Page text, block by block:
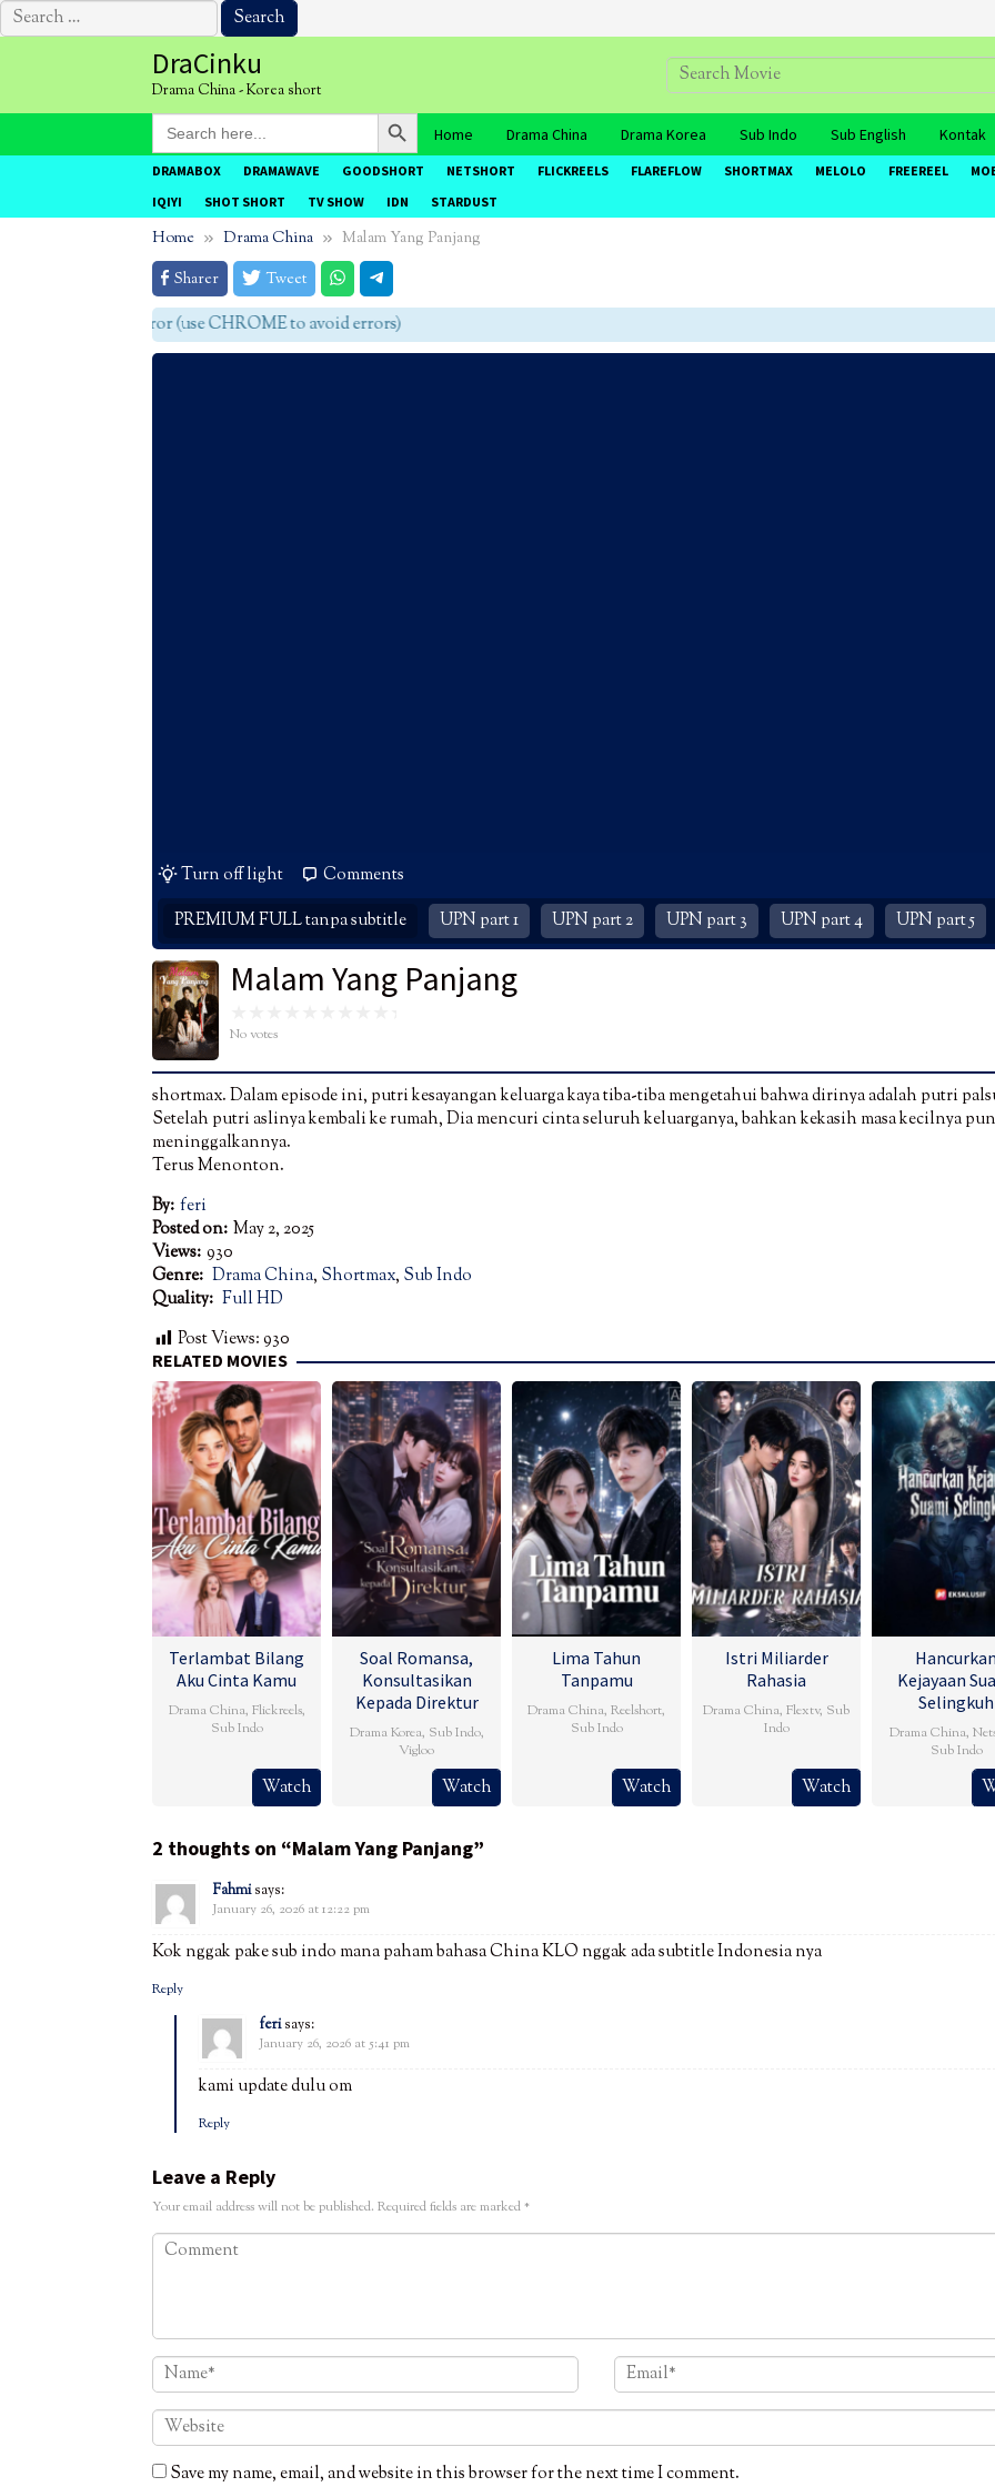
Search
for:
DraCinku
Drama China - Korea short
Search
for:
Search Button
Home Drama China Drama Korea Sub Indo Sub English Kontak
DRAMABOX DRAMAWAVE GOODSHORT NETSHORT FLICKREELS FLAREFLOW SHORTMAX MELOLO FREEREEL
IQIYI
SHOT SHORT TV SHOW IDN STARDUST
Home Drama China
Malam Yang Panjang
Sharer
Tweet
agar tidak eror (use CHROME to avoid errors)
Turn off light
Comments
PREMIUM FULL tanpa subtitle
UPN part 1 UPN part 2 UPN part 3 UPN part 4 UPN part 5
Malam Yang Panjang
No votes
shortmax. Dalam episode ini, putri kesayangan keluarga kaya tiba-tiba mengetahui bahwa dirinya adalah putri
Setelah putri aslinya kembali ke rumah, Dia mencuri cinta seluruh keluarganya, bahkan kekasih masa kecilnya pun
meninggalkannya.
Terus Menonton.
By: feri
Posted on: May 2, 2025
Views: 930
Genre: Drama China, Shortmax, Sub Indo
Quality: Full HD
Post Views:930
RELATED MOVIES
Terlambat Bilang
Aku Cinta Kamu
Drama China, Flickreels,
Sub Indo
Watch
Soal Romansa,
Konsultasikan
Kepada Direktur
Drama Korea, Sub Indo,
Vigloo
Watch
Lima Tahun
Tanpamu
Drama China, Reelshort,
Sub Indo
Watch
Istri Miliarder
Rahasia
Drama China, Flextv, Sub
Indo
Watch
Kejayaan
Selingkuh
Drama China,
Sub Indo
2 thoughts on “Malam Yang Panjang”
Fahmi says:
January 26, 2026 at 12:22 pm
Kok nggak pake sub indo mana paham bahasa China KLO nggak ada subtitle Indonesia nya
Reply
feri says:
January 26, 2026 at 5:41 pm
kami update dulu om
Reply
Leave a Reply
Your email address will not be published. Required fields are marked*
Save my name, email, and website in this browser for the next time I comment.